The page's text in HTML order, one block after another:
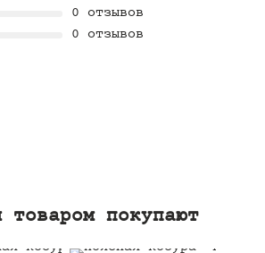
0 отзывов
0 отзывов
товаром покупают